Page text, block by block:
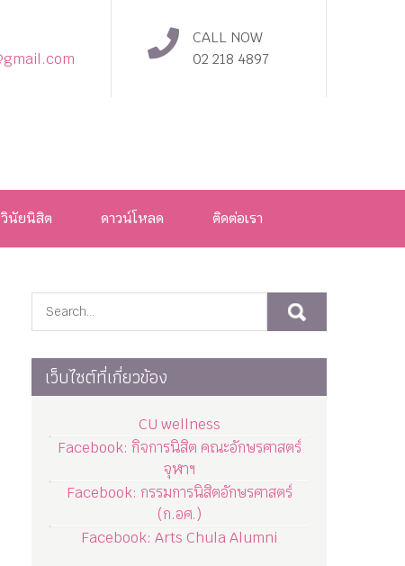
CALL NOW
02 218 4897
วินัยนิสิต ดาวน์โหลด ติดต่อเรา
เว็บไซต์ที่เกี่ยวข้อง
CU wellness
Facebook: กิจการนิสิต คณะอักษรศาสตร์
จุฬาฯ
Facebook: กรรมการนิสิตอักษรศาสตร์
(ก.อศ.)
Facebook: Arts Chula Alumni